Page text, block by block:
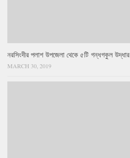
নরসিংদীর পলাশ উপজেলা থেকে ৫টি গন্ধগকুল উদ্ধার
MARCH 30, 2019